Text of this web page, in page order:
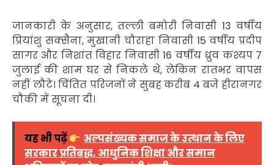
जानकारी के अनुसार, तल्ली बमोरी निवासी 13 वर्षीय
प्रियांशु सक्सैना, मुखानी चौराहा निवासी 15 वर्षीय प्रदीप
सागर और निशांत विहार निवासी 16 वर्षीय ध्रुव कश्यप 7
जुलाई की शाम घर से निकले थे, लेकिन रातभर वापस
नहीं लौटे। चिंतित परिजनों ने सुबह करीब 4 बजे हीरानगर
चौकी में सूचना दी।
यह भी पढ़ें
अल्पसंख्यक समाज के उत्थान के लिए
सरकार प्रतिबद्ध, आधुनिक शिक्षा और समान